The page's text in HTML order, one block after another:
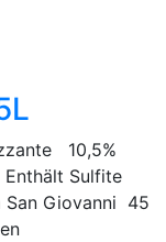
10,5%
Sulfite
San Giovanni 45